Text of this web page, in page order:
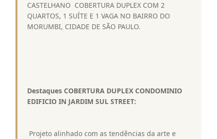
CASTELHANO  COBERTURA DUPLEX COM 2
QUARTOS, 1 SUÍTE E 1 VAGA NO BAIRRO DO
MORUMBI, CIDADE DE SÃO PAULO.
Destaques COBERTURA DUPLEX CONDOMINIO
EDIFICIO IN JARDIM SUL STREET:
 Projeto alinhado com as tendências da arte e